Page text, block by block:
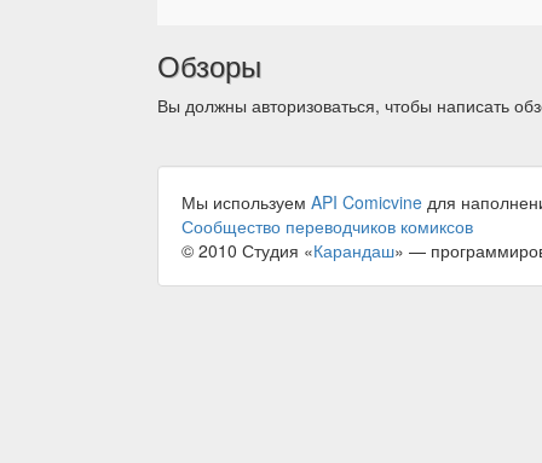
Обзоры
Вы должны авторизоваться, чтобы написать
Мы используем API Comicvine для
Сообщество переводчиков комиксов
© 2010 Студия «Карандаш» —